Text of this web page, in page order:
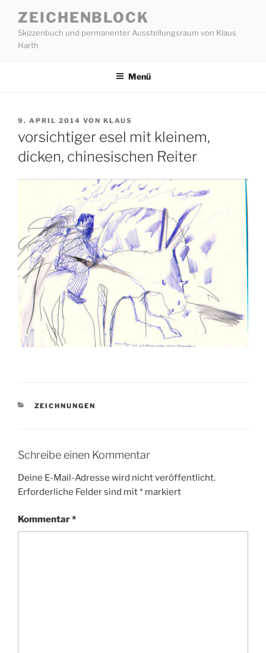
Inhalt
springen
ZEICHENBLOCK
Skizzenbuch und permanenter Ausstellungsraum von Klaus
Harth
Menü
VERÖFFENTLICHT
9. APRIL 2014 VON KLAUS
vorsichtiger esel mit kleinem,
dicken, chinesischen Reiter
KATEGORIEN
ZEICHNUNGEN
Schreibe einen Kommentar
Deine E-Mail-Adresse wird nicht veröffentlicht.
Erforderliche Felder sind mit* markiert
Kommentar*